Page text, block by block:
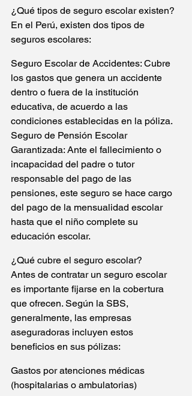
¿Qué tipos de seguro escolar existen?
En el Perú, existen dos tipos de
seguros escolares:
Seguro Escolar de Accidentes: Cubre
los gastos que genera un accidente
dentro o fuera de la institución
educativa, de acuerdo a las
condiciones establecidas en la póliza.
Seguro de Pensión Escolar
Garantizada: Ante el fallecimiento o
incapacidad del padre o tutor
responsable del pago de las
pensiones, este seguro se hace cargo
del pago de la mensualidad escolar
hasta que el niño complete su
educación escolar.
¿Qué cubre el seguro escolar?
Antes de contratar un seguro escolar
es importante fijarse en la cobertura
que ofrecen. Según la SBS,
generalmente, las empresas
aseguradoras incluyen estos
beneficios en sus pólizas:
Gastos por atenciones médicas
(hospitalarias o ambulatorias)